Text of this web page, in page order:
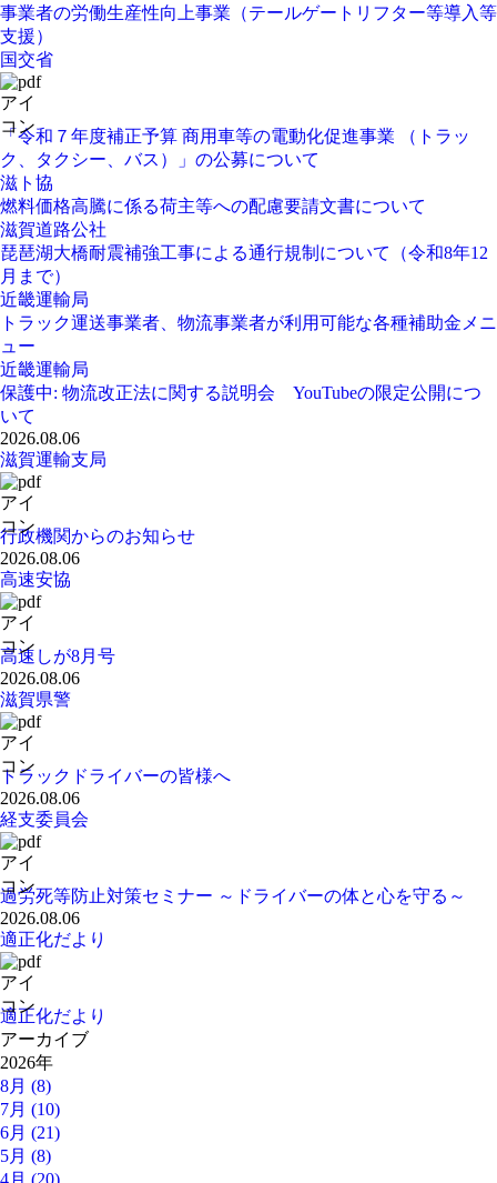
事業者の労働生産性向上事業（テールゲートリフター等導入等
支援）
国交省
「令和７年度補正予算 商用車等の電動化促進事業 （トラッ
ク、タクシー、バス）」の公募について
滋ト協
燃料価格高騰に係る荷主等への配慮要請文書について
滋賀道路公社
琵琶湖大橋耐震補強工事による通行規制について（令和8年12
月まで）
近畿運輸局
トラック運送事業者、物流事業者が利用可能な各種補助金メニ
ュー
近畿運輸局
保護中: 物流改正法に関する説明会 YouTubeの限定公開につ
いて
2026.08.06
滋賀運輸支局
行政機関からのお知らせ
2026.08.06
高速安協
高速しが8月号
2026.08.06
滋賀県警
トラックドライバーの皆様へ
2026.08.06
経支委員会
過労死等防止対策セミナー ～ドライバーの体と心を守る～
2026.08.06
適正化だより
適正化だより
アーカイブ
2026年
8月 (8)
7月 (10)
6月 (21)
5月 (8)
4月 (20)